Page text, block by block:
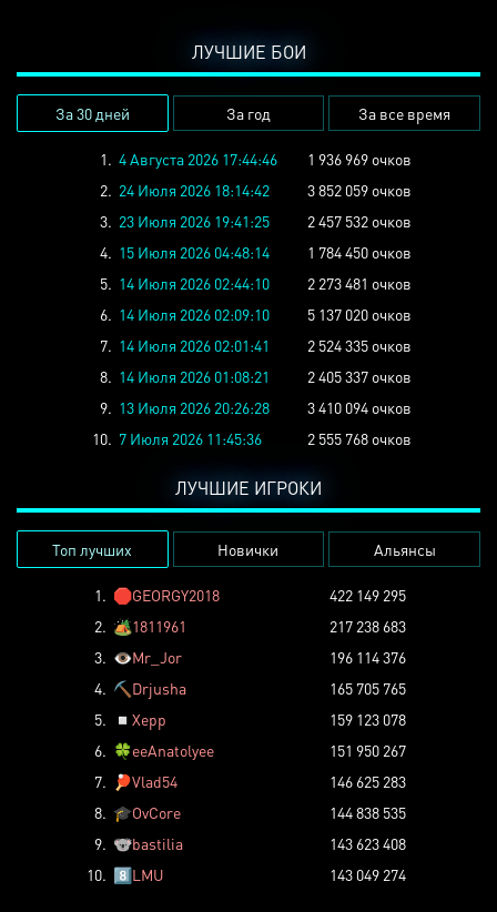
ЛУЧШИЕ БОИ
За 30 дней За год За все время
1. 4 Августа 2026 17:44:46
1 936 969 очков
2. 24 Июля 2026 18:14:42
3 852 059 очков
3. 23 Июля 2026 19:41:25
2 457 532 очков
4. 15 Июля 2026 04:48:14
1 784 450 очков
5. 14 Июля 2026 02:44:10
2 273 481 очков
6. 14 Июля 2026 02:09:10
5 137 020 очков
7. 14 Июля 2026 02:01:41
2 524 335 очков
8. 14 Июля 2026 01:08:21
2 405 337 очков
9. 13 Июля 2026 20:26:28
3 410 094 очков
10. 7 Июля 2026 11:45:36 2 555 768 очков
ЛУЧШИЕ ИГРОКИ
Топ лучших Новички Альянсы
1. 🛑GEORGY2018
422 149 295
2. 🏕️1811961
217 238 683
3. 👁️Mr_Jor
196 114 376
4. ⛏️ Drjusha
165 705 765
5.
◽ Xepp
159 123 078
6. 🍀eeAnatolyee
151 950 267
7.
🏓Vlad54
146 625 283
8. 🎓OvCore
144 838 535
9. 🐨bastilia
143 623 408
10. 8️⃣LMU 143 049 274